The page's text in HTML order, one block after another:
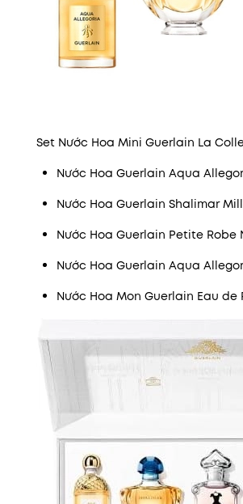
Set Nước Hoa Mini Guerlain La
Nước Hoa Guerlain Aqua
Nước Hoa Guerlain Shalimar
Nước Hoa Guerlain Petite Robe
Nước Hoa Guerlain Aqua
Nước Hoa Mon Guerlain Eau de